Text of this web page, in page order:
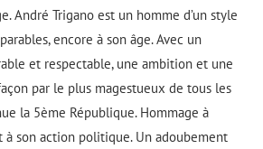
André Trigano est un homme d’un style
encore à son âge. Avec un
et respectable, une ambition et une
par le plus magestueux de tous les
la 5ème République. Hommage à
à son action politique. Un adoubement